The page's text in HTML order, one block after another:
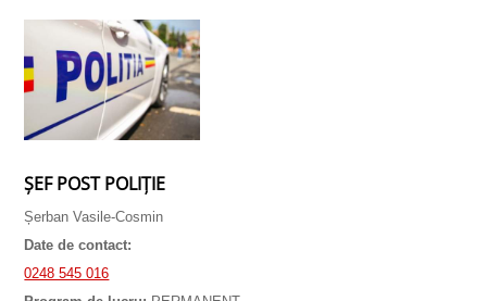
ȘEF POST POLIȚIE
Șerban Vasile-Cosmin
Date de contact:
0248 545 016